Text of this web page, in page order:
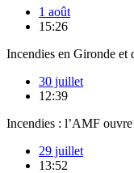
1 août
15:26
Incendies en Gironde et
30 juillet
12:39
Incendies : l’AMF
29 juillet
13:52